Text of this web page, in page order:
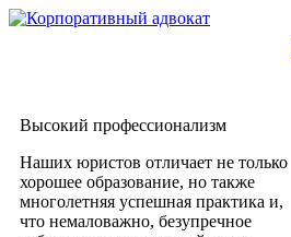
Высокий профессионализм
Наших юристов отличает не только
хорошее образование, но также
многолетняя успешная практика и,
что немаловажно, безупречное